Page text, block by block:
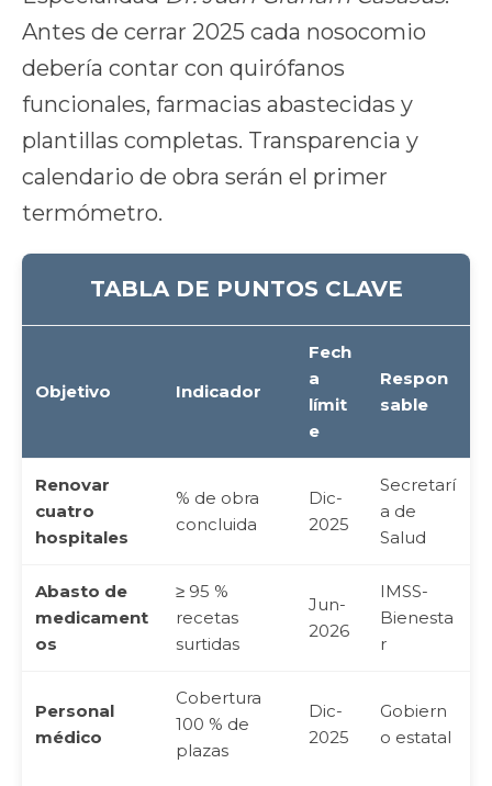
Antes de cerrar 2025 cada nosocomio
debería contar con quirófanos
funcionales, farmacias abastecidas y
plantillas completas. Transparencia y
calendario de obra serán el primer
termómetro.
TABLA DE PUNTOS CLAVE
Objetivo Indicador
Fech
a
límit
e
Respon
sable
Renovar
cuatro
hospitales
% de obra
concluida
Dic-
2025
Secretarí
a de
Salud
Abasto de
medicament
os
≥ 95 %
recetas
surtidas
Jun-
2026
IMSS-
Bienesta
r
Personal
médico
Cobertura
100 % de
plazas
Dic-
2025
Gobiern
o estatal